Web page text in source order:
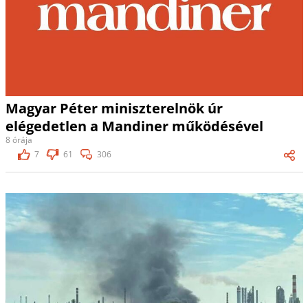
Magyar Péter miniszterelnök úr
elégedetlen a Mandiner működésével
8 órája
7
61 306